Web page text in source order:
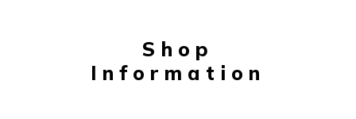
Shop
Information